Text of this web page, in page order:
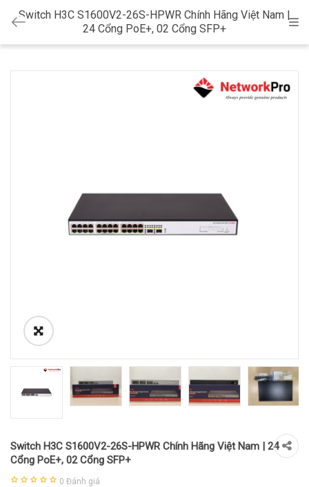
Switch H3C S1600V2-26S-HPWR Chính Hãng Việt Nam |
24 Cổng PoE+, 02 Cổng SFP+
Switch H3C S1600V2-26S-HPWR Chính Hãng Việt Nam | 24
Cổng PoE+, 02 Cổng SFP+
0 Đánh giá